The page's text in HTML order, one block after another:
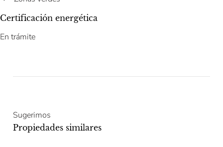
Certificación energética
En trámite
Sugerimos
Propiedades similares